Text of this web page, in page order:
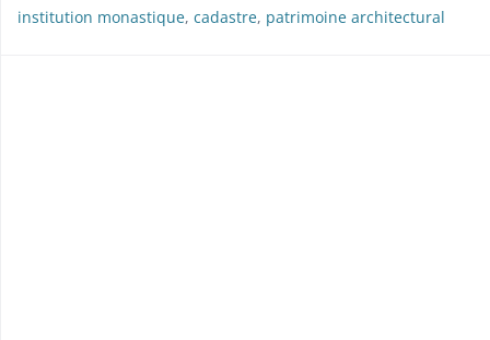
institution monastique, cadastre, patrimoine architectural